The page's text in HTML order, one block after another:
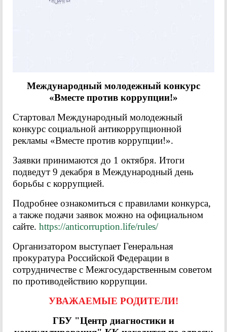
Международный молодежный конкурс
«Вместе против коррупции!»
Стартовал Международный молодежный
конкурс социальной антикоррупционной
рекламы «Вместе против коррупции!».
Заявки принимаются до 1 октября. Итоги
подведут 9 декабря в Международный день
борьбы с коррупцией.
Подробнее ознакомиться с правилами конкурса,
а также подачи заявок можно на официальном
сайте. https://anticorruption.life/rules/
Организатором выступает Генеральная
прокуратура Российской Федерации в
сотрудничестве с Межгосударственным советом
по противодействию коррупции.
УВАЖАЕМЫЕ РОДИТЕЛИ!
ГБУ "Центр диагностики и